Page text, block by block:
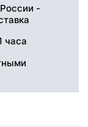
-
часа